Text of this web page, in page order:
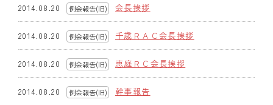
入会のご案内
2014.08.20 例会報告(旧) 会長挨拶
2014.08.20 例会報告(旧) 千歳ＲＡＣ会長挨拶
2014.08.20 例会報告(旧) 恵庭ＲＣ会長挨拶
2014.08.20 例会報告(旧) 幹事報告